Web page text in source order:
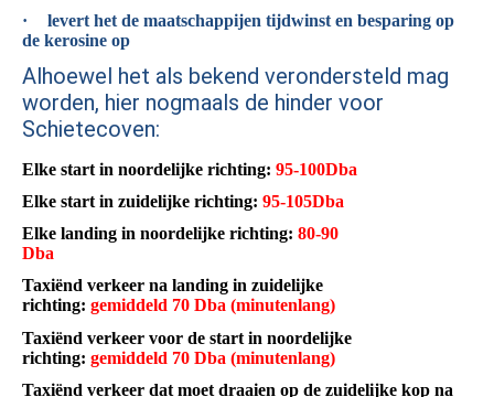
·
levert het de maatschappijen tijdwinst en besparing op
de kerosine op
Alhoewel het als bekend verondersteld mag
worden, hier nogmaals de hinder voor
Schietecoven:
Elke start in noordelijke richting: 95-100Dba
Elke start in zuidelijke richting: 95-105Dba
Elke landing in noordelijke richting: 80-90
Dba
Taxiënd verkeer na landing in zuidelijke
richting: gemiddeld 70 Dba (minutenlang)
Taxiënd verkeer voor de start in noordelijke
richting: gemiddeld 70 Dba (minutenlang)
Taxiënd verkeer dat moet draaien op de zuidelijke kop na